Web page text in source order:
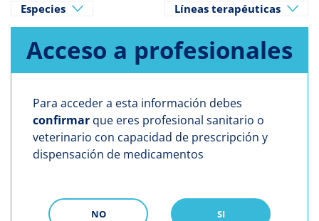
Especies Líneas terapéuticas
Acceso a profesionales
Para acceder a esta información debes
confirmar que eres profesional sanitario o
veterinario con capacidad de prescripción y
dispensación de medicamentos
NO SI